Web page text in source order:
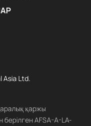
Asia Ltd.
қаржы
AFSA-A-LA-